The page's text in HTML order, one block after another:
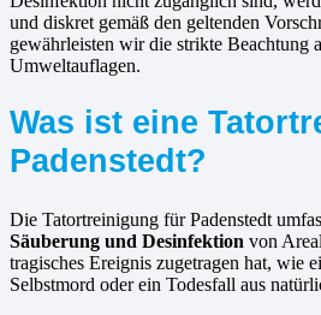
und diskret gemäß den geltenden
gewährleisten wir die strikte Beachtung
Umweltauflagen.
Was ist eine
Padenstedt?
Die Tatortreinigung für Padenstedt
Säuberung und Desinfektion von
tragisches Ereignis zugetragen hat, wie
Selbstmord oder ein Todesfall aus